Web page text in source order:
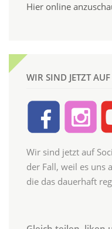
Hier online
WIR SIND JETZT
Wir sind jetzt auf
der Fall, weil es uns
die das dauerhaft